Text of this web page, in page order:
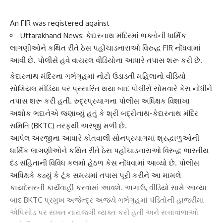
An FIR was registered against
Uttarakhand News: કેદારનાથ મંદિરમાં ભક્તોની ધાર્મિક
લાગણીઓને કથિત રીતે ઠેસ પહોંચાડનારાઓ વિરુદ્ધ FIR નોંધવામાં
આવી છે. પોલીસે હવે વાયરલ વીડિયોના આધારે તપાસ શરૂ કરી છે.
કેદારનાથ મંદિરના ગર્ભગૃહમાં નોટો ઉડાડતી મહિલાનો વીડિયો
સોશિયલ મીડિયા પર પ્રસારિત થયા બાદ પોલીસે સોમવારે કેસ નોંધીને
તપાસ શરૂ કરી હતી. રુદ્રપ્રયાગના પોલીસ અધિક્ષક વિશાખા
અશોક ભદાનેએ જણાવ્યું હતું કે શ્રી બદ્રીનાથ-કેદારનાથ મંદિર
સમિતિ (BKTC) તરફથી અરજી મળી છે.
આપેલ અરજીના આધારે કોતવાલી સોનપ્રયાગમાં શ્રદ્ધાળુઓની
ધાર્મિક લાગણીઓને કથિત રીતે ઠેસ પહોંચાડનારાઓ વિરુદ્ધ ભારતીય
દંડ સંહિતાની વિવિધ કલમો હેઠળ કેસ નોંધવામાં આવ્યો છે. પોલીસ
અધિક્ષકે કહ્યું કે ટૂંક સમયમાં તપાસ પૂરી કરીને આ મામલે
કાયદેસરની કાર્યવાહી કરવામાં આવશે. અગાઉ, વીડિયો સામે આવ્યા
બાદ BKTC પ્રમુખ અજેન્દ્ર અજયે ગર્ભગૃહમાં પંડિતોની હાજરીમાં
એપિસોડ પર સખત નારાજગી વ્યક્ત કરી હતી અને સત્તાવાળાઓ